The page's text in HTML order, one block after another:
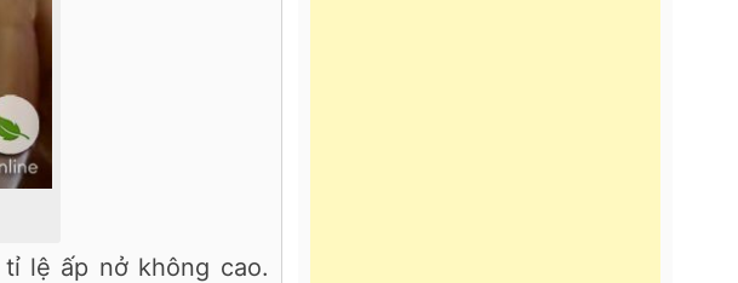
lệ ấp nở không cao.